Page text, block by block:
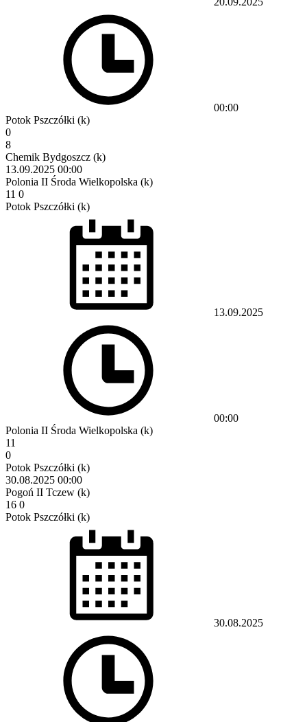
00:00
Potok Pszczółki (k)
0
8
Chemik Bydgoszcz (k)
13.09.2025 00:00
Polonia II Środa Wielkopolska (k)
11 0
Potok Pszczółki (k)
13.09.2025
00:00
Polonia II Środa Wielkopolska (k)
11
0
Potok Pszczółki (k)
30.08.2025 00:00
Pogoń II Tczew (k)
16 0
Potok Pszczółki (k)
30.08.2025